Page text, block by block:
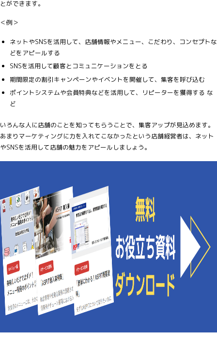
とができます。
＜例＞
ネットやSNSを活用して、店舗情報やメニュー、こだわり、コンセプトな
どをアピールする
SNSを活用して顧客とコミュニケーションをとる
期間限定の割引キャンペーンやイベントを開催して、集客を呼び込む
ポイントシステムや会員特典などを活用して、リピーターを獲得する な
ど
いろんな人に店舗のことを知ってもらうことで、集客アップが見込めます。
あまりマーケティングに力を入れてこなかったという店舗経営者は、ネット
やSNSを活用して店舗の魅力をアピールしましょう。